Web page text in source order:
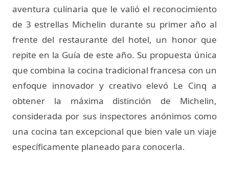
aventura culinaria que le valió el reconocimiento
de 3 estrellas Michelin durante su primer año al
frente del restaurante del hotel, un honor que
repite en la Guía de este año. Su propuesta única
que combina la cocina tradicional francesa con un
enfoque innovador y creativo elevó Le Cinq a
obtener la máxima distinción de Michelin,
considerada por sus inspectores anónimos como
una cocina tan excepcional que bien vale un viaje
específicamente planeado para conocerla.